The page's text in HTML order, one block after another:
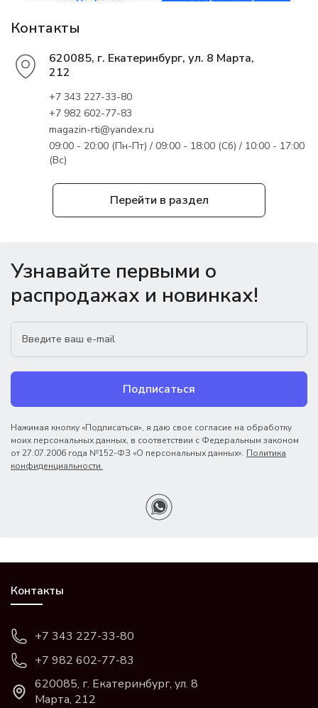
Перейти в раздел
Контакты
620085, г. Екатеринбург, ул. 8 Марта,
212
+7 343 227-33-80
+7 982 602-77-83
magazin-rti@yandex.ru
09:00 - 20:00 (Пн-Пт) / 09:00 - 18:00 (Сб) / 10:00 - 17:00
(Вс)
Узнавайте первыми о
распродажах и новинках!
Подписаться
Нажимая кнопку «Подписаться», я даю свое согласие на обработку
моих персональных данных, в соответствии с Федеральным законом
от 27.07.2006 года №152-ФЗ «О персональных данных». Политика
конфиденциальности.
Контакты
+7 343 227-33-80
+7 982 602-77-83
620085, г. Екатеринбург, ул. 8
Марта, 212